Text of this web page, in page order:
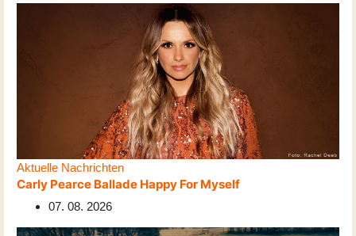
Aktuelle Nachrichten
Carly Pearce Ballade Happy For Myself
07. 08. 2026